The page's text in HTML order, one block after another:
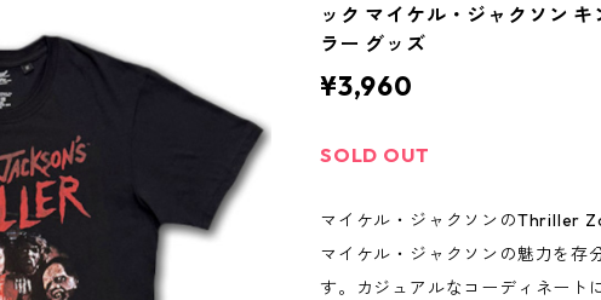
ック マイケル・ジャクソン
ラー グッズ
¥3,960
SOLD OUT
マイケル・ジャクソンのThriller
マイケル・ジャクソンの魅力を存
す。カジュアルなコーディネート